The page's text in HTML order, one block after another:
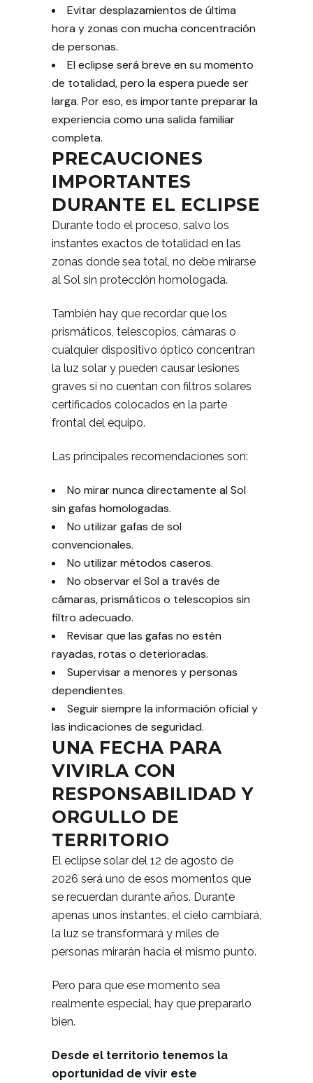
Evitar desplazamientos de última
hora y zonas con mucha concentración
de personas.
El eclipse será breve en su momento
de totalidad, pero la espera puede ser
larga. Por eso, es importante preparar la
experiencia como una salida familiar
completa.
PRECAUCIONES
IMPORTANTES
DURANTE EL ECLIPSE
Durante todo el proceso, salvo los
instantes exactos de totalidad en las
zonas donde sea total, no debe mirarse
al Sol sin protección homologada.
También hay que recordar que los
prismáticos, telescopios, cámaras o
cualquier dispositivo óptico concentran
la luz solar y pueden causar lesiones
graves si no cuentan con filtros solares
certificados colocados en la parte
frontal del equipo.
Las principales recomendaciones son:
No mirar nunca directamente al Sol
sin gafas homologadas.
No utilizar gafas de sol
convencionales.
No utilizar métodos caseros.
No observar el Sol a través de
cámaras, prismáticos o telescopios sin
filtro adecuado.
Revisar que las gafas no estén
rayadas, rotas o deterioradas.
Supervisar a menores y personas
dependientes.
Seguir siempre la información oficial y
las indicaciones de seguridad.
UNA FECHA PARA
VIVIRLA CON
RESPONSABILIDAD Y
ORGULLO DE
TERRITORIO
El eclipse solar del 12 de agosto de
2026 será uno de esos momentos que
se recuerdan durante años. Durante
apenas unos instantes, el cielo cambiará,
la luz se transformará y miles de
personas mirarán hacia el mismo punto.
Pero para que ese momento sea
realmente especial, hay que prepararlo
bien.
Desde el territorio tenemos la
oportunidad de vivir este